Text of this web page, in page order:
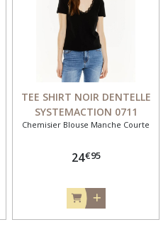
TEE SHIRT NOIR DENTELLE
SYSTEMACTION 0711
Chemisier Blouse Manche Courte
24€95